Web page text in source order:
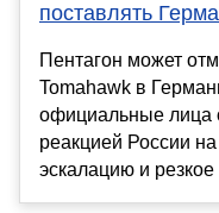
поставлять
Пентагон может
Tomahawk в
официальные лица
реакцией России на
эскалацию и